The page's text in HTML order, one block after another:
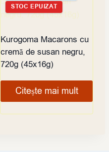
STOC EPUIZAT
Kurogoma Macarons cu
cremă de susan negru,
720g (45x16g)
Citește mai mult